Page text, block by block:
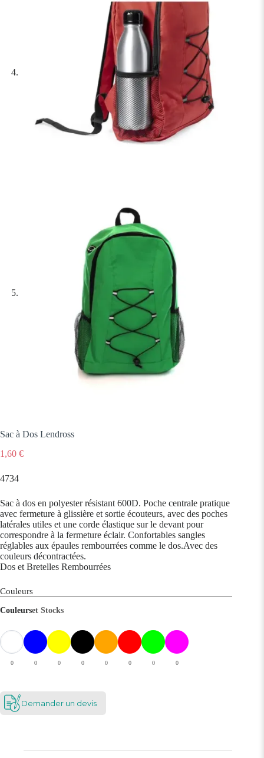
Sac à Dos Lendross
1,60 €
4734
Sac à dos en polyester résistant 600D. Poche centrale pratique
avec fermeture à glissière et sortie écouteurs, avec des poches
latérales utiles et une corde élastique sur le devant pour
correspondre à la fermeture éclair. Confortables sangles
réglables aux épaules rembourrées comme le dos.Avec des
couleurs décontractées.
Dos et Bretelles Rembourrées
Couleurs
Couleurset Stocks
0 0 0 0 0 0 0 0
Demander un devis